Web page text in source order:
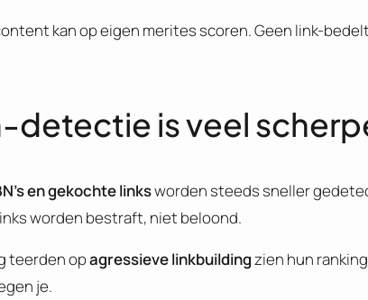
kan op eigen merites scoren. Geen link-
detectie is veel
en gekochte linksworden steeds sneller
worden bestraft, niet beloond.
teerden opagressievelinkbuildingzien hun
je.